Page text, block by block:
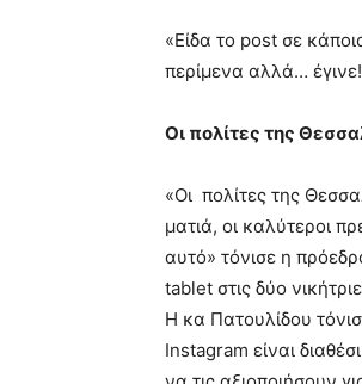
«Είδα το post σε
περίμενα αλλά…
Οι πολίτες της
«Οι πολίτες της
ματιά, οι καλύτεροι
αυτό» τόνισε η
tablet στις δύο
Η κα Πατουλίδου
Instagram είναι